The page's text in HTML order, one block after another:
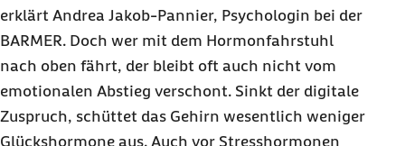
erklärt Andrea Jakob-Pannier, Psychologin bei der
BARMER. Doch wer mit dem Hormonfahrstuhl
nach oben fährt, der bleibt oft auch nicht vom
emotionalen Abstieg verschont. Sinkt der digitale
Zuspruch, schüttet das Gehirn wesentlich weniger
Glückshormone aus. Auch vor Stresshormonen